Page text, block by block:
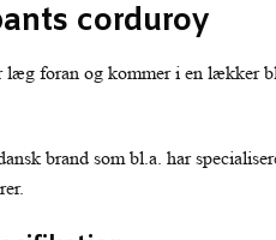
corduroy
læg foran og kommer i en lækker
brand som bl.a. har